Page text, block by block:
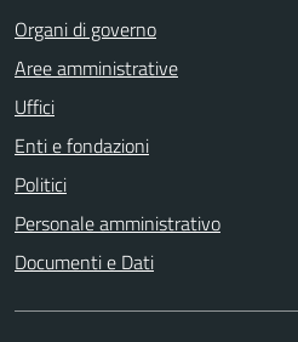
Organi di governo
Aree amministrative
Uffici
Enti e fondazioni
Politici
Personale amministrativo
Documenti e Dati